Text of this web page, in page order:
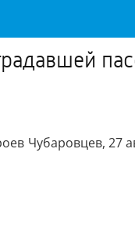
Чубаровцев,